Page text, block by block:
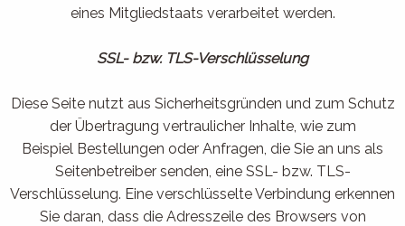
eines Mitgliedstaats verarbeitet werden.
SSL- bzw. TLS-Verschlüsselung
Diese Seite nutzt aus Sicherheitsgründen und zum Schutz
der Übertragung vertraulicher Inhalte, wie zum
Beispiel Bestellungen oder Anfragen, die Sie an uns als
Seitenbetreiber senden, eine SSL- bzw. TLS-
Verschlüsselung. Eine verschlüsselte Verbindung erkennen
Sie daran, dass die Adresszeile des Browsers von